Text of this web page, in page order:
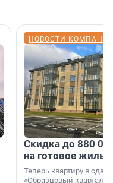
НОВОСТИ
Скидка до 880
на готовое
Теперь квартиру в
«Образцовый квартал